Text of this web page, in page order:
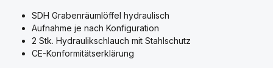
SDH Grabenräumlöffel hydraulisch
Aufnahme je nach Konfiguration
2 Stk. Hydraulikschlauch mit Stahlschutz
CE-Konformitätserklärung